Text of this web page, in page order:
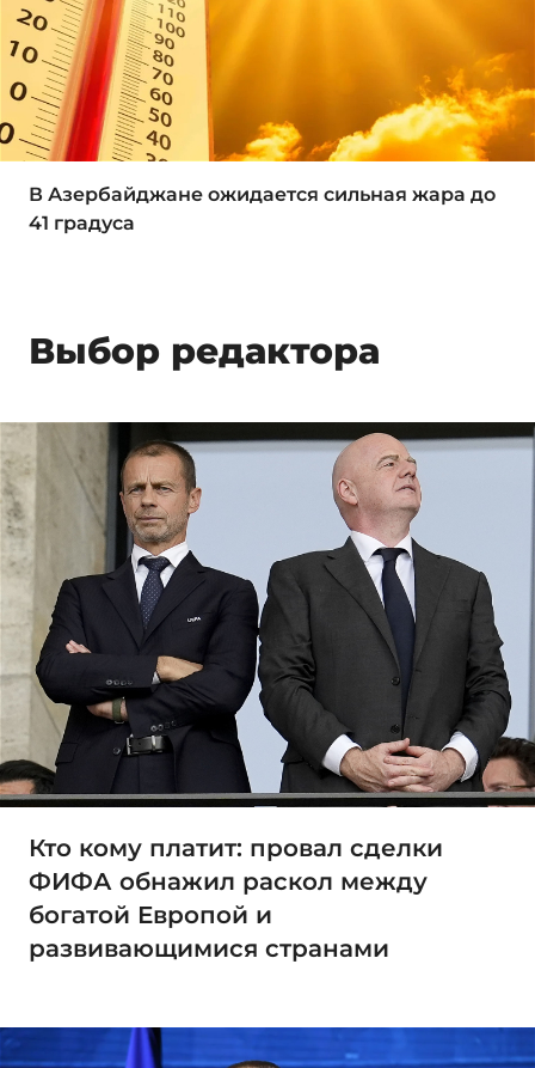
В Азербайджане ожидается сильная жара до
41 градуса
Выбор редактора
Кто кому платит: провал сделки
ФИФА обнажил раскол между
богатой Европой и
развивающимися странами